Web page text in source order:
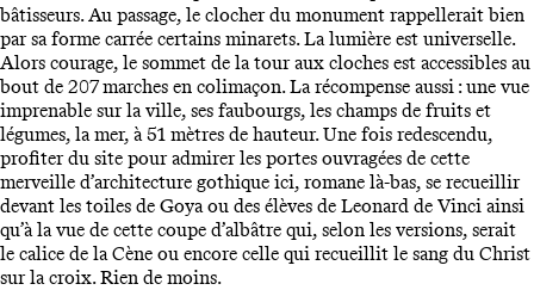
bâtisseurs. Au passage, le clocher du monument rappellerait bien
par sa forme carrée certains minarets. La lumière est universelle.
Alors courage, le sommet de la tour aux cloches est accessibles au
bout de 207 marches en colimaçon. La récompense aussi : une vue
imprenable sur la ville, ses faubourgs, les champs de fruits et
légumes, la mer, à 51 mètres de hauteur. Une fois redescendu,
profiter du site pour admirer les portes ouvragées de cette
merveille d’architecture gothique ici, romane là-bas, se recueillir
devant les toiles de Goya ou des élèves de Leonard de Vinci ainsi
qu’à la vue de cette coupe d’albâtre qui, selon les versions, serait
le calice de la Cène ou encore celle qui recueillit le sang du Christ
sur la croix. Rien de moins.